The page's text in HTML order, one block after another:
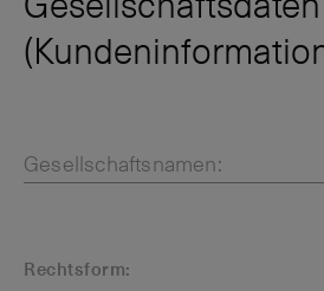
Gesellschaftsnamen:
Rechtsform: